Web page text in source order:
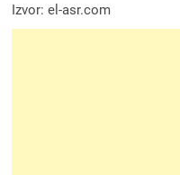
Izvor: el-asr.com